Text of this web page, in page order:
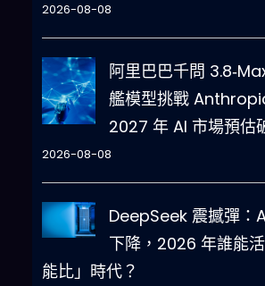
2026-08-08
阿里巴巴千問
艦模型挑戰
2027 年 AI 市場預估
2026-08-08
DeepSeek 震撼彈：
下降，2026 年誰能
能比」時代？